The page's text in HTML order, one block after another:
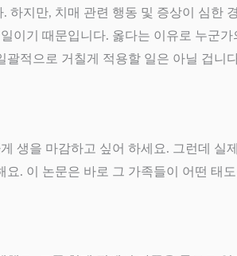
하지만, 치매 관련 행동 및 증상이 심한
이기 때문입니다. 옳다는 이유로 누군
적으로 거칠게 적용할 일은 아닐 겁니
생을 마감하고 싶어 하세요. 그런데
. 이 논문은 바로 그 가족들이 어떤 태